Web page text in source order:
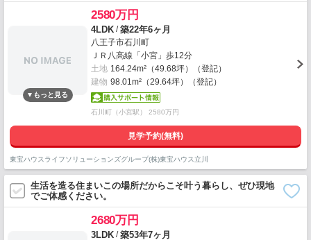
2580万円
4LDK /築22年6ヶ月
八王子市石川町
ＪＲ八高線「小宮」歩12分
土地 164.24m²（49.68坪）（登記）
建物 98.01m²（29.64坪）（登記）
石川町（小宮駅） 2580万円
見学予約(無料)
東宝ハウスライフソリューションズグループ(株)東宝ハウス立川
生活を造る住まいこの場所だからこそ叶う暮らし、ぜひ現地
でご体感ください。
2680万円
3LDK /築53年7ヶ月